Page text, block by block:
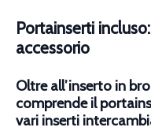
Portainserti
accessorio
Oltre all’inserto in
comprende il
vari inserti